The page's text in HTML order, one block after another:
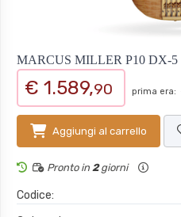
MARCUS MILLER P10 DX-
€ 1.589,90 prima era:
Aggiungi al carrello
Pronto in 2giorni
Codice: